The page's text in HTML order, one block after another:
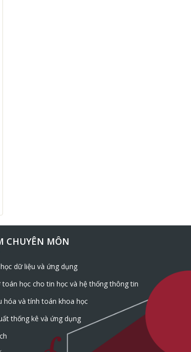
CHUYÊN MÔN
dữ liệu và ứng dụng
toán học cho tin học và hệ thống thông tin
hóa và tính toán khoa học
thống kê và ứng dụng